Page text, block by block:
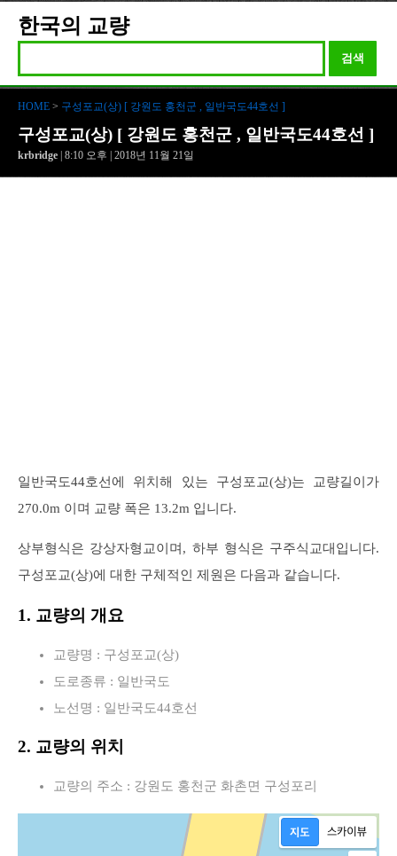
한국의 교량
검색
HOME > 구성포교(상) [ 강원도 홍천군 , 일반국도44호선 ]
구성포교(상) [ 강원도 홍천군 , 일반국도44호선 ]
krbridge | 8:10 오후 | 2018년 11월 21일
일반국도44호선에 위치해 있는 구성포교(상)는 교량길이가
270.0m 이며 교량 폭은 13.2m 입니다.
상부형식은 강상자형교이며, 하부 형식은 구주식교대입니다.
구성포교(상)에 대한 구체적인 제원은 다음과 같습니다.
1. 교량의 개요
교량명 : 구성포교(상)
도로종류 : 일반국도
노선명 : 일반국도44호선
2. 교량의 위치
교량의 주소 : 강원도 홍천군 화촌면 구성포리